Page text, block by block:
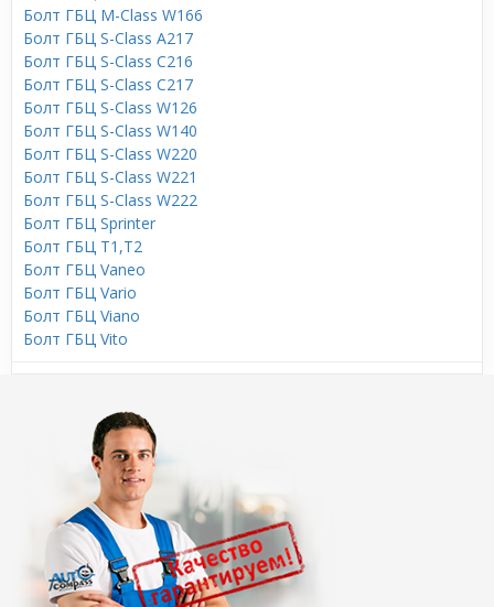
Болт ГБЦ M-Class W166
Болт ГБЦ S-Class A217
Болт ГБЦ S-Class C216
Болт ГБЦ S-Class C217
Болт ГБЦ S-Class W126
Болт ГБЦ S-Class W140
Болт ГБЦ S-Class W220
Болт ГБЦ S-Class W221
Болт ГБЦ S-Class W222
Болт ГБЦ Sprinter
Болт ГБЦ T1,T2
Болт ГБЦ Vaneo
Болт ГБЦ Vario
Болт ГБЦ Viano
Болт ГБЦ Vito